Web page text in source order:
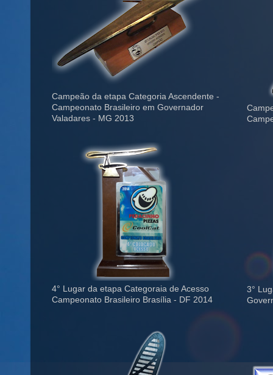
Campeão da etapa Categoria Ascendente -
Campeonato Brasileiro em Governador
Valadares - MG 2013
4° Lugar da etapa Categoraia de Acesso
Campeonato Brasileiro Brasília - DF 2014
3°